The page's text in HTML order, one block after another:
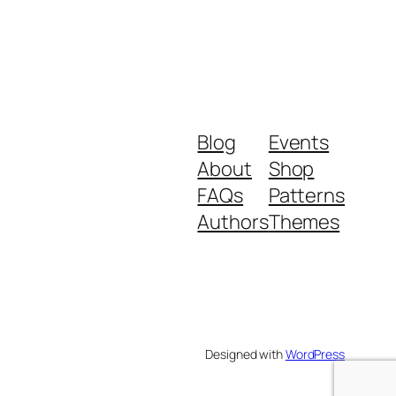
Blog
About
FAQs
Authors
Events
Shop
Patterns
Themes
Designed withWordPress